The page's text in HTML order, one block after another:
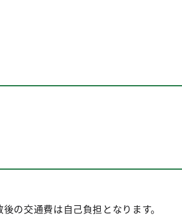
の交通費は自己負担となります。